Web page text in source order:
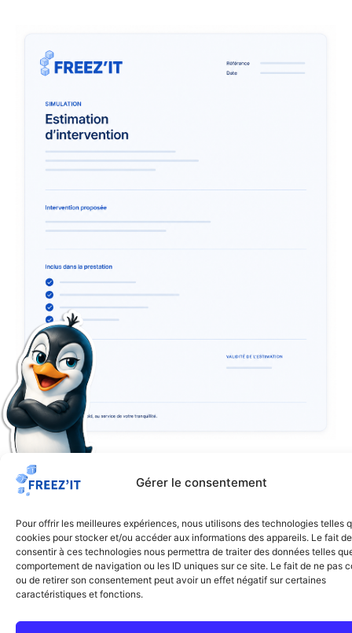
Gérer le consentement
Pour offrir les meilleures expériences, nous utilisons des technologies telles
cookies pour stocker et/ou accéder aux informations des appareils. Le fait de
consentir à ces technologies nous permettra de traiter des données telles
comportement de navigation ou les ID uniques sur ce site. Le fait de ne pas
ou de retirer son consentement peut avoir un effet négatif sur certaines
caractéristiques et fonctions.
Estimez votre intervention
gratuitement &
immédiatementà l'aide de
notre simulateur en ligne
Répondez à quelques questions sur le nuisible, la
surface et la situation : obtenez une fourchette de